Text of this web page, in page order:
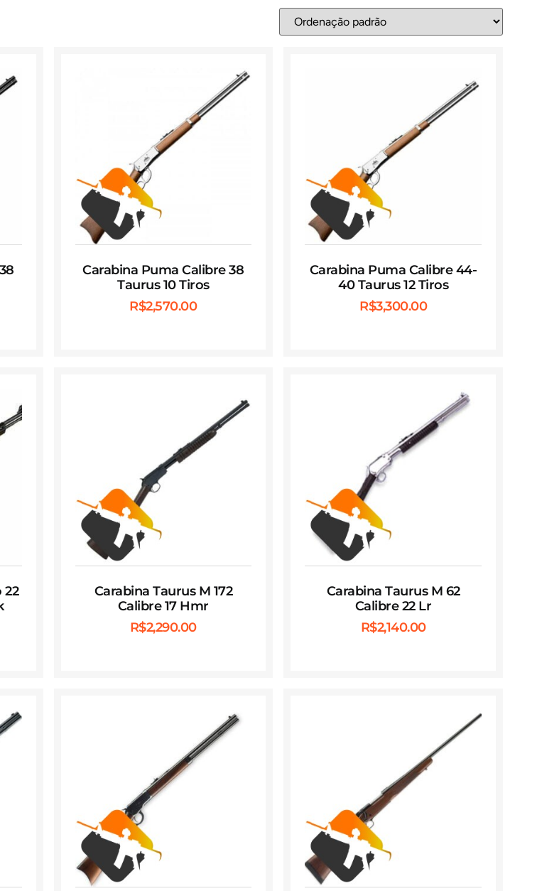
Carabina Puma Calibre 38
Taurus 10 Tiros
R$2,570.00
Carabina Puma Calibre 44-
40 Taurus 12 Tiros
R$3,300.00
22
Carabina Taurus M 172
Calibre 17 Hmr
R$2,290.00
Carabina Taurus M 62
Calibre 22 Lr
R$2,140.00